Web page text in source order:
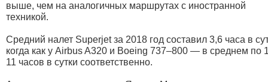
выше, чем на аналогичных маршрутах с иностранной
техникой.
Средний налет Superjet за 2018 год составил 3,6 часа в
когда как у Airbus A320 и Boeing 737–800 — в среднем по
11 часов в сутки соответственно.